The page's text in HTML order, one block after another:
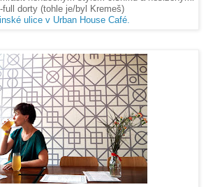
full dorty (tohle je/byl Kremeš)
ulice v Urban House Café.